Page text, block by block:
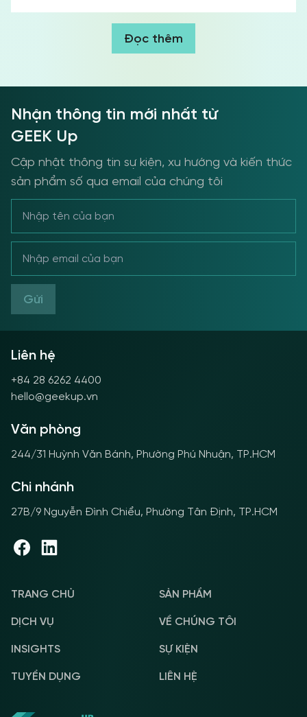
Đọc thêm
Nhận thông tin mới nhất từ
GEEK Up
Cập nhật thông tin sự kiện, xu hướng và kiến thức
sản phẩm số qua email của chúng tôi
Gửi
Liên hệ
+84 28 6262 4400
hello@geekup.vn
Văn phòng
244/31 Huỳnh Văn Bánh, Phường Phú Nhuận, TP.HCM
Chi nhánh
27B/9 Nguyễn Đình Chiểu, Phường Tân Định, TP.HCM
TRANG CHỦ SẢN PHẨM
DỊCH VỤ VỀ CHÚNG TÔI
INSIGHTS SỰ KIỆN
TUYỂN DỤNG LIÊN HỆ